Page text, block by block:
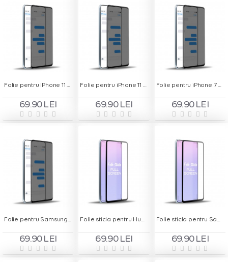
Folie pentru iPhone 11 Pro - Privacy
69.90 LEI
Folie pentru iPhone 11 Pro Max - Privacy
69.90 LEI
Folie pentru iPhone 7 Plus - Privacy
69.90 LEI
Folie pentru Samsung Galaxy A60 - Privacy
69.90 LEI
Folie sticla pentru Huawei Y9 2019 - Full Screen
69.90 LEI
Folie sticla pentru Samsung A8+ 2018 - Full Screen
69.90 LEI